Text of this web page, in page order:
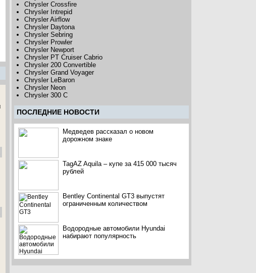
Chrysler Crossfire
Chrysler Intrepid
Chrysler Airflow
Chrysler Daytona
Chrysler Sebring
Chrysler Prowler
Chrysler Newport
Chrysler PT Cruiser Cabrio
Chrysler 200 Convertible
Chrysler Grand Voyager
Chrysler LeBaron
Chrysler Neon
Chrysler 300 C
ПОCЛЕДНИЕ НОВОСТИ
Медведев рассказал о новом
дорожном знаке
TagAZ Aquila – купе за 415 000 тысяч
рублей
Bentley Continental GT3 выпустят
ограниченным количеством
Водородные автомобили Hyundai
набирают популярность